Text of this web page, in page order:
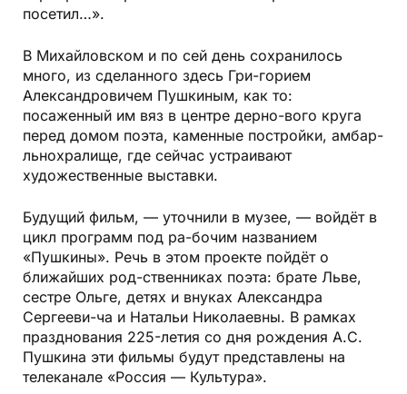
посетил…».
В Михайловском и по сей день сохранилось
много, из сделанного здесь Гри-горием
Александровичем Пушкиным, как то:
посаженный им вяз в центре дерно-вого круга
перед домом поэта, каменные постройки, амбар-
льнохралище, где сейчас устраивают
художественные выставки.
Будущий фильм, — уточнили в музее, — войдёт в
цикл программ под ра-бочим названием
«Пушкины». Речь в этом проекте пойдёт о
ближайших род-ственниках поэта: брате Льве,
сестре Ольге, детях и внуках Александра
Сергееви-ча и Натальи Николаевны. В рамках
празднования 225-летия со дня рождения А.С.
Пушкина эти фильмы будут представлены на
телеканале «Россия — Культура».